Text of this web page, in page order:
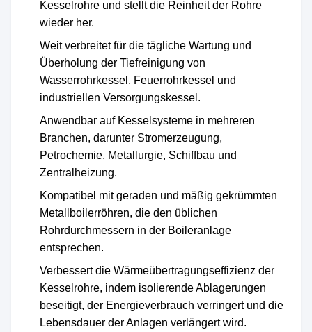
Kesselrohre und stellt die Reinheit der Rohre
wieder her.
Weit verbreitet für die tägliche Wartung und
Überholung der Tiefreinigung von
Wasserrohrkessel, Feuerrohrkessel und
industriellen Versorgungskessel.
Anwendbar auf Kesselsysteme in mehreren
Branchen, darunter Stromerzeugung,
Petrochemie, Metallurgie, Schiffbau und
Zentralheizung.
Kompatibel mit geraden und mäßig gekrümmten
Metallboilerröhren, die den üblichen
Rohrdurchmessern in der Boileranlage
entsprechen.
Verbessert die Wärmeübertragungseffizienz der
Kesselrohre, indem isolierende Ablagerungen
beseitigt, der Energieverbrauch verringert und die
Lebensdauer der Anlagen verlängert wird.